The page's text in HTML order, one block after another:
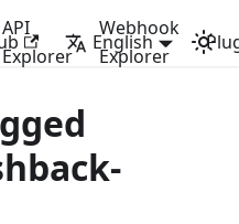
API
Explorer
Webhook
Explorer
English